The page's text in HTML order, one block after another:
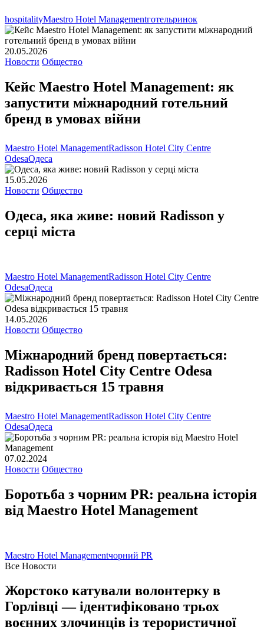
hospitalityMaestro Hotel Managementготельринок
20.05.2026
Новости Общество
Кейс Maestro Hotel Management: як
запустити міжнародний готельний
бренд в умовах війни
Maestro Hotel ManagementRadisson Hotel City Centre
OdesaОдеса
15.05.2026
Новости Общество
Одеса, яка живе: новий Radisson у
серці міста
Maestro Hotel ManagementRadisson Hotel City Centre
OdesaОдеса
14.05.2026
Новости Общество
Міжнародний бренд повертається:
Radisson Hotel City Centre Odesa
відкривається 15 травня
Maestro Hotel ManagementRadisson Hotel City Centre
OdesaОдеса
07.02.2024
Новости Общество
Боротьба з чорним PR: реальна історія
від Maestro Hotel Management
Maestro Hotel Managementчорний PR
Все Новости
Жорстоко катували волонтерку в
Горлівці — ідентифіковано трьох
воєнних злочинців із терористичної